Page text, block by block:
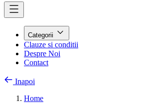
Categorii
Clauze si conditii
Despre Noi
Contact
Inapoi
Home